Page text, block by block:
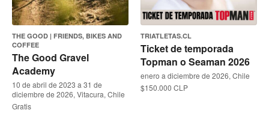
THE GOOD | FRIENDS, BIKES AND
COFFEE
The Good Gravel
Academy
10 de abril de 2023 a 31 de
diciembre de 2026, Vitacura, Chile
Gratis
TRIATLETAS.CL
Ticket de temporada
Topman o Seaman 2026
enero a diciembre de 2026, Chile
$150.000 CLP